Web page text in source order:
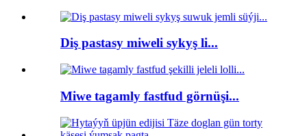
Diş pastasy miweli sykyş li...
Miwe tagamly fastfud görnüşi...